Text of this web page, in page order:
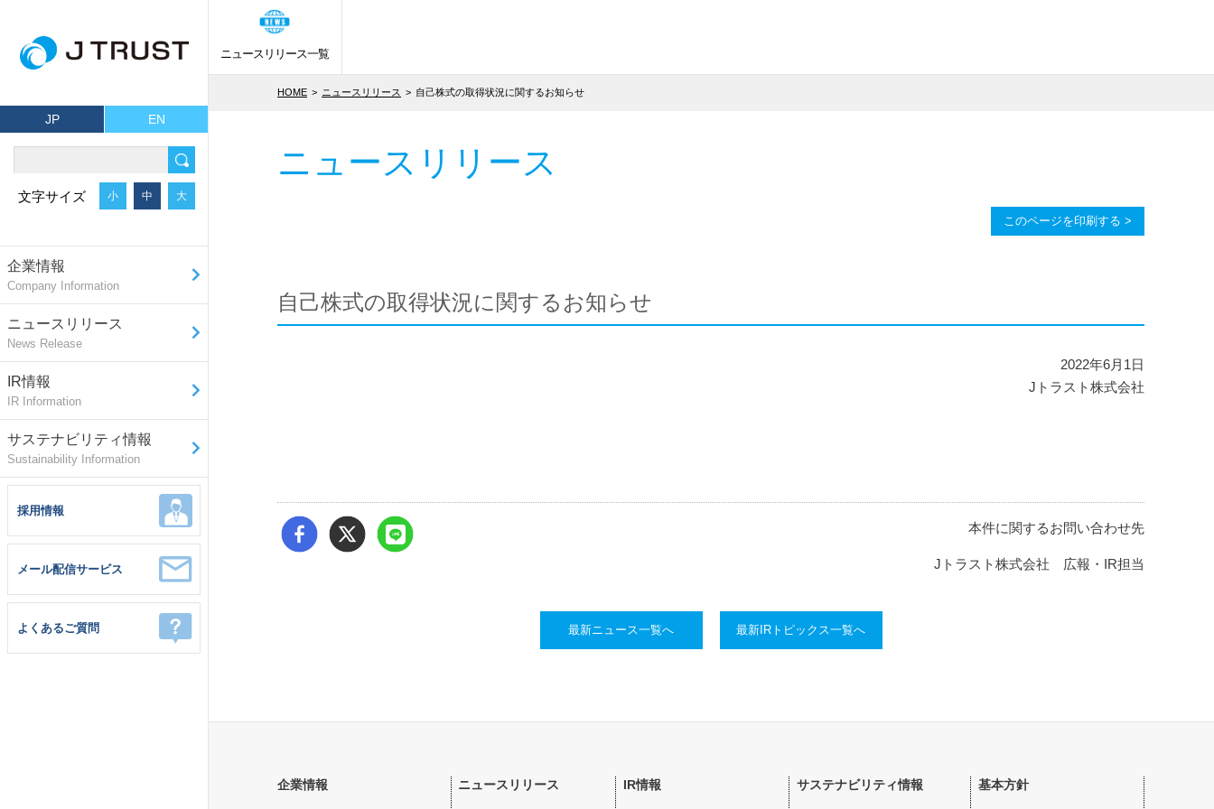
JP EN
文字サイズ 小 中 大
企業情報
Company Information
ニュースリリース
News Release
IR情報
IR Information
サステナビリティ情報
Sustainability Information
採用情報
メール配信サービス
よくあるご質問
ニュースリリース一覧
HOME ニュースリリース 自己株式の取得状況に関するお知らせ
ニュースリリース
このページを印刷する >
自己株式の取得状況に関するお知らせ
2022年6月1日
Jトラスト株式会社
本件に関するお問い合わせ先
Jトラスト株式会社 広報・IR担当
最新ニュース一覧へ 最新IRトピックス一覧へ
企業情報 ニュースリリース IR情報 サステナビリティ情報 基本方針